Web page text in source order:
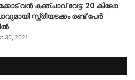
വൻ കഞ്ചാവ് വേട്ട: 20 കിലോ
സ്ത്രീയടക്കം രണ്ട് പേർ
30, 2021